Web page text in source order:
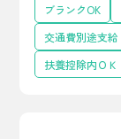
ブランクOK
交通費別途支給
扶養控除内ＯＫ